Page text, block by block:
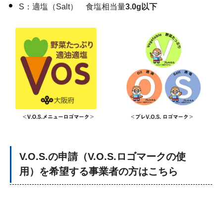
S：適塩（Salt） 食塩相当量3.0g以下
V.O.S.の申請（V.O.S.ロゴマークの使
用）を希望する事業者の方はこちら